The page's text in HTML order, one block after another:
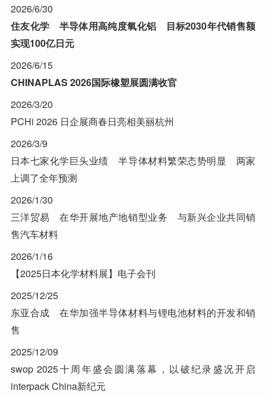
2026/6/30
住友化学 半导体用高纯度氧化铝 目标2030年代销售额
实现100亿日元
2026/6/15
CHINAPLAS 2026国际橡塑展圆满收官
2026/3/20
PCHi 2026 日企展商春日亮相美丽杭州
2026/3/9
日本七家化学巨头业绩 半导体材料繁荣态势明显 两家
上调了全年预测
2026/1/30
三洋贸易 在华开展地产地销型业务 与新兴企业共同销
售汽车材料
2026/1/16
【2025日本化学材料展】电子会刊
2025/12/25
东亚合成 在华加强半导体材料与锂电池材料的开发和销
售
2025/12/09
swop 2025十周年盛会圆满落幕，以破纪录盛况开启
interpack China新纪元